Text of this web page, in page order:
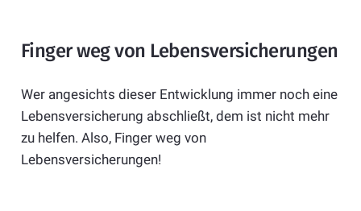
Finger weg von Lebensversicherungen
Wer angesichts dieser Entwicklung immer noch eine
Lebensversicherung abschließt, dem ist nicht mehr
zu helfen. Also, Finger weg von
Lebensversicherungen!